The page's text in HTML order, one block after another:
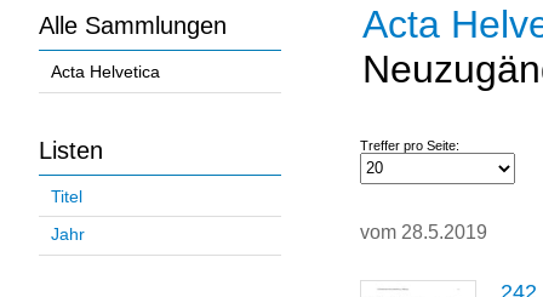
Alle Sammlungen
Acta Helvetica
Listen
Titel
Jahr
Acta
Treffer pro Seite:
vom 28.5.2019